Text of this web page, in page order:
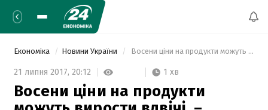
Економіка Новини України Восени ціни на продукти можуть вирости вдвічі, – експерти
21 липня 2017, 20:12 1 хв
Восени ціни на продукти